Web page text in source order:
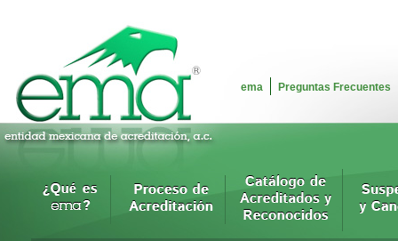
ema Preguntas Frecuentes